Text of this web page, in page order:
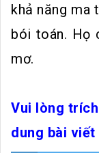
khả năng ma
bói toán. Họ
mơ.
Vui lòng
dung bài viết